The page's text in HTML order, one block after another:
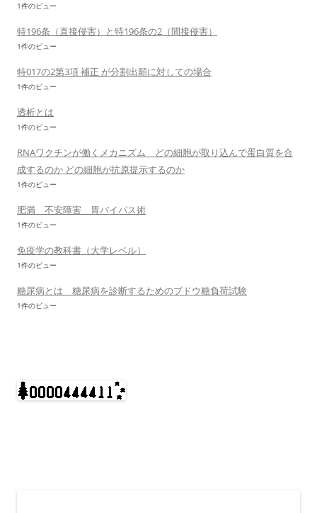
1件のビュー
特196条（直接侵害）と特196条の2（間接侵害）
1件のビュー
特017の2第3項 補正 が分割出願に対しての場合
1件のビュー
透析とは
1件のビュー
RNAワクチンが働くメカニズム どの細胞が取り込んで蛋白質を合
成するのか どの細胞が抗原提示するのか
1件のビュー
肥満 不安障害 胃バイパス術
1件のビュー
免疫学の教科書（大学レベル）
1件のビュー
糖尿病とは 糖尿病を診断するためのブドウ糖負荷試験
1件のビュー